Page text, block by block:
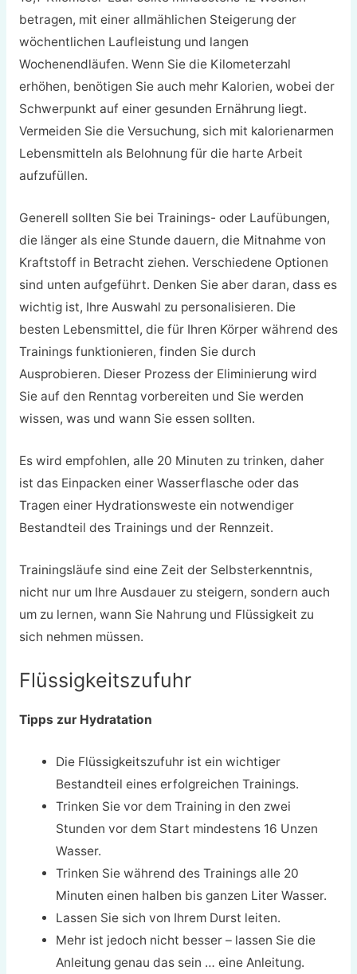
betragen, mit einer allmählichen Steigerung der
wöchentlichen Laufleistung und langen
Wochenendläufen. Wenn Sie die Kilometerzahl
erhöhen, benötigen Sie auch mehr Kalorien, wobei der
Schwerpunkt auf einer gesunden Ernährung liegt.
Vermeiden Sie die Versuchung, sich mit kalorienarmen
Lebensmitteln als Belohnung für die harte Arbeit
aufzufüllen.
Generell sollten Sie bei Trainings- oder Laufübungen,
die länger als eine Stunde dauern, die Mitnahme von
Kraftstoff in Betracht ziehen. Verschiedene Optionen
sind unten aufgeführt. Denken Sie aber daran, dass es
wichtig ist, Ihre Auswahl zu personalisieren. Die
besten Lebensmittel, die für Ihren Körper während des
Trainings funktionieren, finden Sie durch
Ausprobieren. Dieser Prozess der Eliminierung wird
Sie auf den Renntag vorbereiten und Sie werden
wissen, was und wann Sie essen sollten.
Es wird empfohlen, alle 20 Minuten zu trinken, daher
ist das Einpacken einer Wasserflasche oder das
Tragen einer Hydrationsweste ein notwendiger
Bestandteil des Trainings und der Rennzeit.
Trainingsläufe sind eine Zeit der Selbsterkenntnis,
nicht nur um Ihre Ausdauer zu steigern, sondern auch
um zu lernen, wann Sie Nahrung und Flüssigkeit zu
sich nehmen müssen.
Flüssigkeitszufuhr
Tipps zur Hydratation
Die Flüssigkeitszufuhr ist ein wichtiger
Bestandteil eines erfolgreichen Trainings.
Trinken Sie vor dem Training in den zwei
Stunden vor dem Start mindestens 16 Unzen
Wasser.
Trinken Sie während des Trainings alle 20
Minuten einen halben bis ganzen Liter Wasser.
Lassen Sie sich von Ihrem Durst leiten.
Mehr ist jedoch nicht besser – lassen Sie die
Anleitung genau das sein … eine Anleitung.